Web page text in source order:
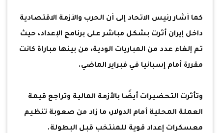
كما أشار رئيس الاتحاد إلى أن الحرب والأزمة الاقتصادية
داخل إيران أثرت بشكل مباشر على برنامج الإعداد، حيث
تم إلغاء عدد من المباريات الودية، من بينها مباراة كانت
مقررة أمام إسبانيا في فبراير الماضي.
وتأثرت التحضيرات أيضًا بالأزمة المالية وتراجع قيمة
العملة المحلية أمام الدولار، ما زاد من صعوبة تنظيم
معسكرات إعداد قوية للمنتخب قبل البطولة.